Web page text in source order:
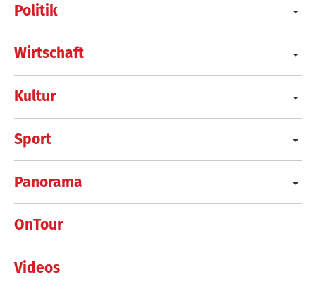
Politik
Wirtschaft
Kultur
Sport
Panorama
OnTour
Videos